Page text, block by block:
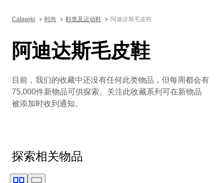
Catawiki 时尚 鞋类及运动鞋 阿迪达斯毛皮鞋
阿迪达斯毛皮鞋
目前，我们的收藏中还没有任何此类物品，但每周都会有
75,000件新物品可供探索。关注此收藏系列可在新物品
被添加时收到通知。
探索相关物品